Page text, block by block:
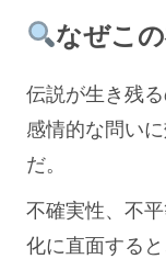
なぜこ
伝説が生き残
感情的な問い
だ。
不確実性、不
化に直面する